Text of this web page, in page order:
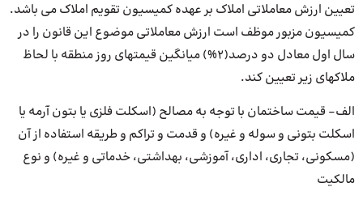
تعیین ارزش معاملاتی املاک بر عهده کمیسیون تقویم املاک می باشد.
کمیسیون مزبور موظف است ارزش معاملاتی موضوع این قانون را در
سال اول معادل دو درصد(2%) میانگین قیمتهای روز منطقه با لحاظ
ملاکهای زیر تعیین کند.
الف- قیمت ساختمان با توجه به مصالح (اسکلت فلزی یا بتون آرمه یا
اسکلت بتونی و سوله و غیره) و قدمت و تراکم و طریقه استفاده از آن
(مسکونی، تجاری، اداری، آموزشی، بهداشتی، خدماتی و غیره) و نوع
مالکیت